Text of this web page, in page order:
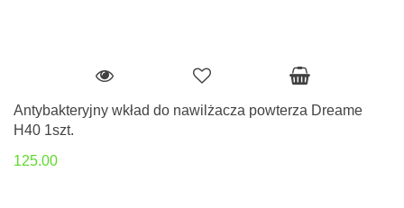
Antybakteryjny wkład do nawilżacza powterza Dreame
H40 1szt.
125.00